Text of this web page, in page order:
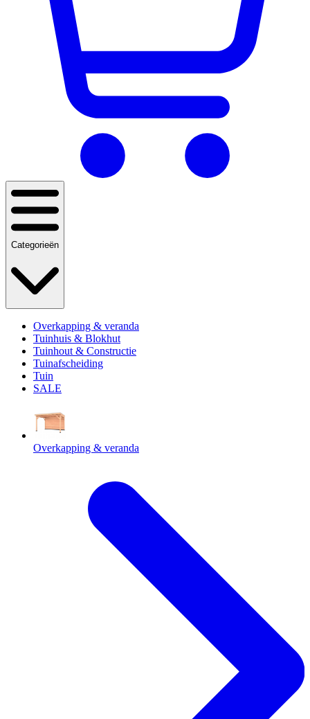
Categorieën
Overkapping & veranda
Tuinhuis & Blokhut
Tuinhout & Constructie
Tuinafscheiding
Tuin
SALE
Overkapping & veranda